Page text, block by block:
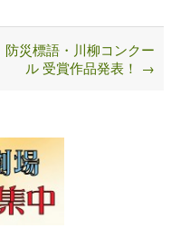
防災標語・川柳コンクー
ル 受賞作品発表！ →